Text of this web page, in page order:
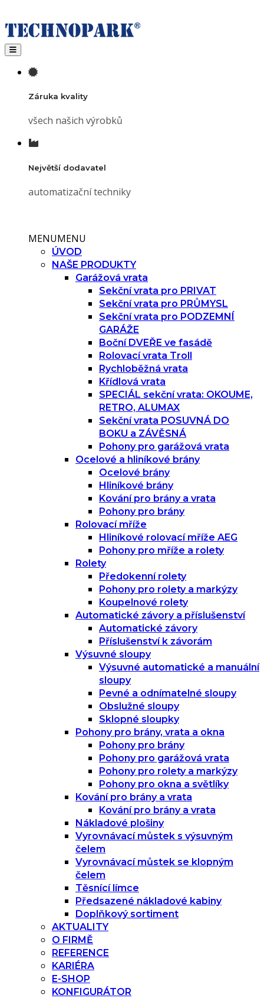
Toggle navigation
Záruka kvality
všech našich výrobků
Největší dodavatel
automatizační techniky
MENUMENU
ÚVOD
NAŠE PRODUKTY
Garážová vrata
Sekční vrata pro PRIVAT
Sekční vrata pro PRŮMYSL
Sekční vrata pro PODZEMNÍ
GARÁŽE
Boční DVEŘE ve fasádě
Rolovací vrata Troll
Rychloběžná vrata
Křídlová vrata
SPECIÁL sekční vrata: OKOUME,
RETRO, ALUMAX
Sekční vrata POSUVNÁ DO
BOKU a ZÁVĚSNÁ
Pohony pro garážová vrata
Ocelové a hliníkové brány
Ocelové brány
Hliníkové brány
Kování pro brány a vrata
Pohony pro brány
Rolovací mříže
Hliníkové rolovací mříže AEG
Pohony pro mříže a rolety
Rolety
Předokenní rolety
Pohony pro rolety a markýzy
Koupelnové rolety
Automatické závory a příslušenství
Automatické závory
Příslušenství k závorám
Výsuvné sloupy
Výsuvné automatické a manuální
sloupy
Pevné a odnímatelné sloupy
Obslužné sloupy
Sklopné sloupky
Pohony pro brány, vrata a okna
Pohony pro brány
Pohony pro garážová vrata
Pohony pro rolety a markýzy
Pohony pro okna a světlíky
Kování pro brány a vrata
Kování pro brány a vrata
Nákladové plošiny
Vyrovnávací můstek s výsuvným
čelem
Vyrovnávací můstek se klopným
čelem
Těsnící límce
Předsazené nákladové kabiny
Doplňkový sortiment
AKTUALITY
O FIRMĚ
REFERENCE
KARIÉRA
E-SHOP
KONFIGURÁTOR